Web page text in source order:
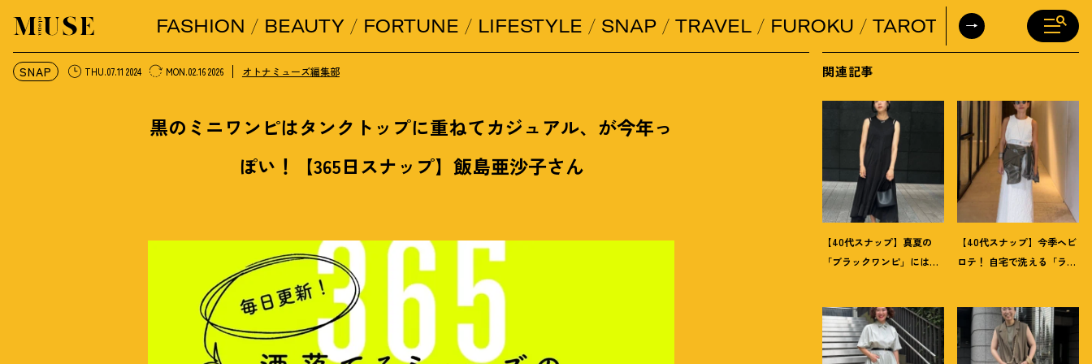
オトナミューズ ウェブFASHION BEAUTY FORTUNE LIFESTYLE SNAP TRAVEL FUROKU TAROT DAILY
SNAP THU.07.11 2024 MON.02.16 2026 オトナミューズ編集部
黒のミニワンピはタンクトップに重ねてカジュアル、が今年っ
ぽい ！ 【365日スナップ】飯島亜沙子さん
関連記事
【40代スナップ】真夏の
「ブラックワンピ」には
【40代スナップ】今季ヘビ
ロテ ！ 自宅で洗える「ラッ